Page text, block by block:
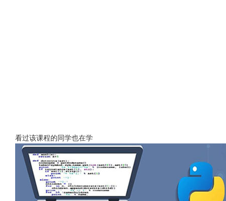
看过该课程的同学也在学